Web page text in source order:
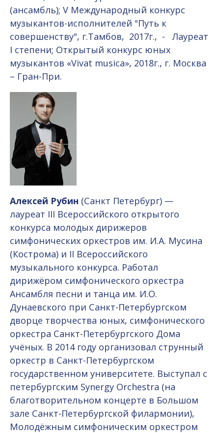
(ансамбль); V Международный конкурс
музыкантов-исполнителей "Путь к
совершенству", г.Тамбов, 2017г., - Лауреат
I степени; Открытый конкурс юных
музыкантов «Vivat musica», 2018г., г. Москва
– Гран-При.
Алексей Рубин (Санкт Петербург) —
лауреат III Всероссийского открытого
конкурса молодых дирижеров
симфонических оркестров им. И.А. Мусина
(Кострома) и II Всероссийского
музыкального конкурса. Работал
дирижёром симфонического оркестра
Ансамбля песни и танца им. И.О.
Дунаевского при Санкт-Петербургском
дворце творчества юных, симфонического
оркестра Санкт-Петербургского Дома
учёных. В 2014 году организовал струнный
оркестр в Санкт-Петербургском
государственном университете. Выступал с
петербургским Synergy Orchestra (на
благотворительном концерте в Большом
зале Санкт-Петербургской филармонии),
Молодёжным симфоническим оркестром